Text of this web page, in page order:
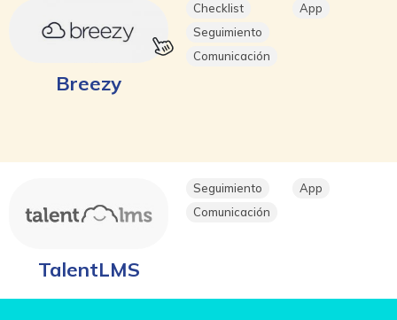
Breezy
Checklist
Seguimiento
Comunicación
App
TalentLMS
Seguimiento
Comunicación
App